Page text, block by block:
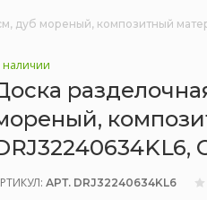
дуб мореный, композитный
наличии
АРТ. DRJ32240634KL6